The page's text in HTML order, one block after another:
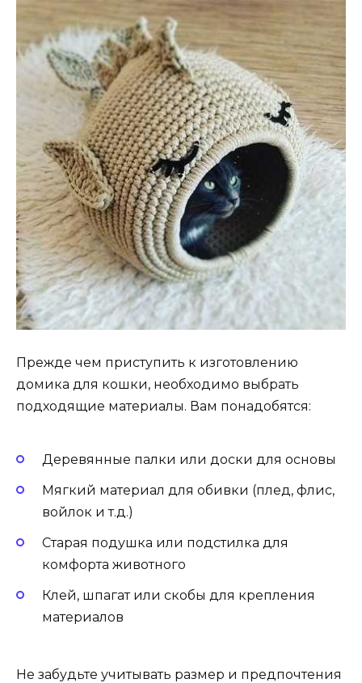
Прежде чем приступить к изготовлению
домика для кошки, необходимо выбрать
подходящие материалы. Вам понадобятся:
Деревянные палки или доски для основы
Мягкий материал для обивки (плед, флис,
войлок и т.д.)
Старая подушка или подстилка для
комфорта животного
Клей, шпагат или скобы для крепления
материалов
Не забудьте учитывать размер и предпочтения